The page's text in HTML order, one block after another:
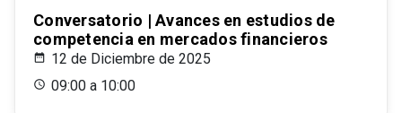
Conversatorio | Avances en estudios de
competencia en mercados financieros
12 de Diciembre de 2025
09:00 a 10:00